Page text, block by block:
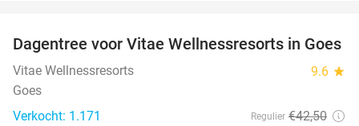
49%
Dagentree voor Vitae Wellnessresorts in Goes
Vitae Wellnessresorts 9.6 star
Goes
Verkocht: 1.171
Regulier €42,50